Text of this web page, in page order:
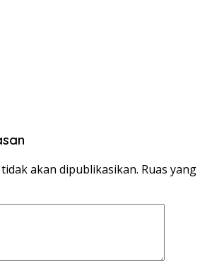
akan dipublikasikan. Ruas yang